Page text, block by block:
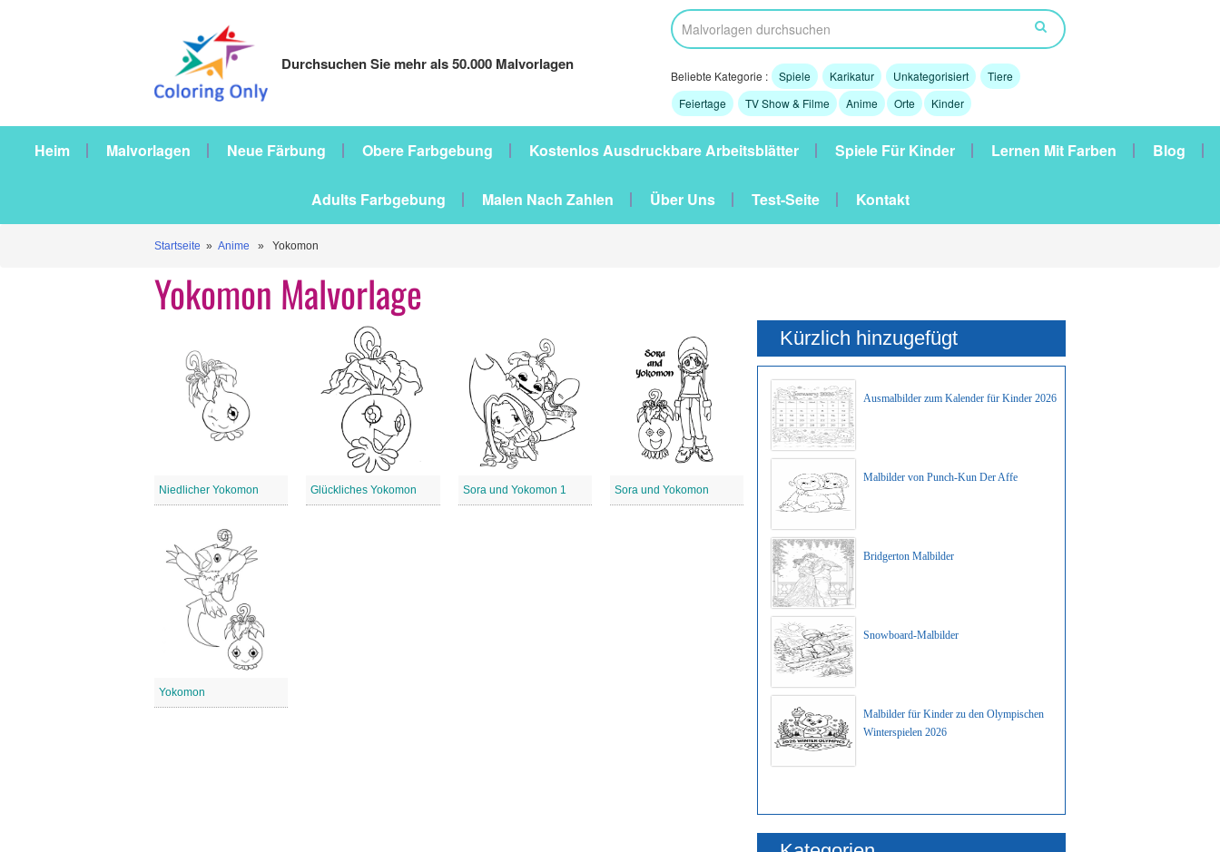
Durchsuchen Sie mehr als 50.000 Malvorlagen
Beliebte Kategorie : Spiele Karikatur Unkategorisiert
Tiere
Feiertage
TV Show & Filme Anime Orte Kinder
Heim Malvorlagen Neue Färbung Obere Farbgebung Kostenlos Ausdruckbare Arbeitsblätter Spiele Für Kinder Lernen Mit Farben Blog
Adults Farbgebung Malen Nach Zahlen Über Uns Test-Seite Kontakt
Startseite » Anime » Yokomon
Yokomon Malvorlage
Niedlicher Yokomon Glückliches Yokomon Sora und Yokomon 1 Sora und Yokomon
Yokomon
Kürzlich hinzugefügt
Ausmalbilder zum Kalender für Kinder 2026
Malbilder von Punch-Kun Der Affe
Bridgerton Malbilder
Snowboard-Malbilder
Malbilder für Kinder zu den Olympischen
Winterspielen 2026